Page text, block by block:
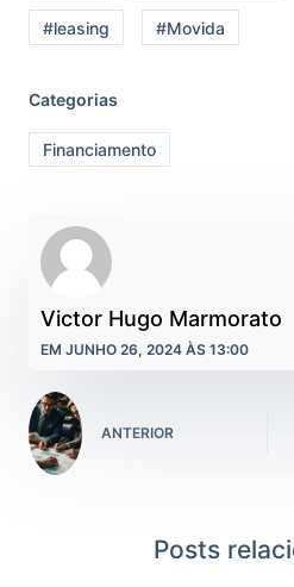
#leasing #Movida
Categorias
Financiamento
Victor Hugo Marmorato
EM JUNHO 26, 2024 ÀS 13:00
ANTERIOR
Posts